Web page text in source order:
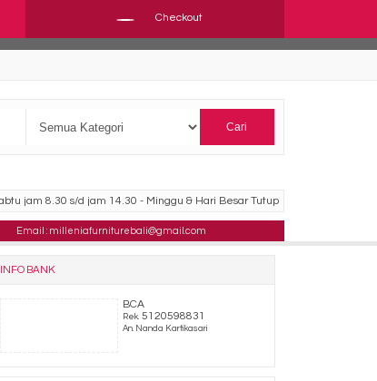
Checkout
Cari
jam 8.30 s/d jam 14.30 - Minggu & Hari Besar Tutup
Email : milleniafurniturebali@gmail.com
INFO BANK
BCA
Rek. 5120598831
An. Nanda Kartikasari